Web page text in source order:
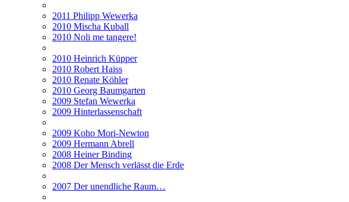
2011 Philipp Wewerka
2010 Mischa Kuball
2010 Noli me tangere!
2010 Heinrich Küpper
2010 Robert Haiss
2010 Renate Köhler
2010 Georg Baumgarten
2009 Stefan Wewerka
2009 Hinterlassenschaft
2009 Koho Mori-Newton
2009 Hermann Abrell
2008 Heiner Binding
2008 Der Mensch verlässt die Erde
2007 Der unendliche Raum…